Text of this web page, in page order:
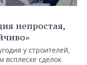
непростая,
у строителей,
всплеске сделок